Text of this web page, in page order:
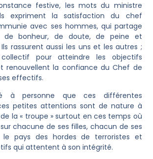
festive, les mots du ministre
expriment la satisfaction du chef
avec ses hommes, qui partage
de bonheur, de doute, de peine et
Ils rassurent aussi les uns et les autres ;
pour atteindre les objectifs
renouvellent la confiance du Chef de
effectifs.
à personne que ces différentes
petites attentions sont de nature à
la « troupe » surtout en ces temps où
chacune de ses filles, chacun de ses
le pays des hordes de terroristes et
qui attentent à son intégrité.